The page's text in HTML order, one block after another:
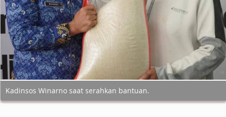
Kadinsos Winarno saat serahkan bantuan.